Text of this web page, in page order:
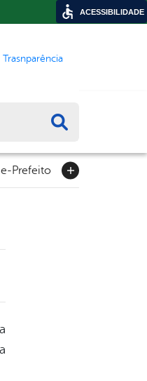
Trasnparência
Prefeito
ACESSIBILIDADE